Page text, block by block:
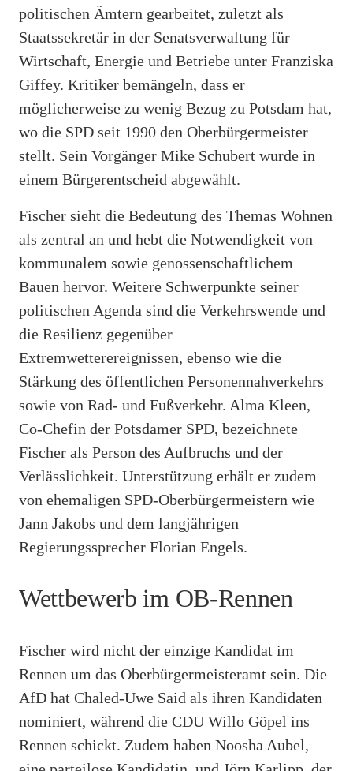
politischen Ämtern gearbeitet, zuletzt als
Staatssekretär in der Senatsverwaltung für
Wirtschaft, Energie und Betriebe unter Franziska
Giffey. Kritiker bemängeln, dass er
möglicherweise zu wenig Bezug zu Potsdam hat,
wo die SPD seit 1990 den Oberbürgermeister
stellt. Sein Vorgänger Mike Schubert wurde in
einem Bürgerentscheid abgewählt.
Fischer sieht die Bedeutung des Themas Wohnen
als zentral an und hebt die Notwendigkeit von
kommunalem sowie genossenschaftlichem
Bauen hervor. Weitere Schwerpunkte seiner
politischen Agenda sind die Verkehrswende und
die Resilienz gegenüber
Extremwetterereignissen, ebenso wie die
Stärkung des öffentlichen Personennahverkehrs
sowie von Rad- und Fußverkehr. Alma Kleen,
Co-Chefin der Potsdamer SPD, bezeichnete
Fischer als Person des Aufbruchs und der
Verlässlichkeit. Unterstützung erhält er zudem
von ehemaligen SPD-Oberbürgermeistern wie
Jann Jakobs und dem langjährigen
Regierungssprecher Florian Engels.
Wettbewerb im OB-Rennen
Fischer wird nicht der einzige Kandidat im
Rennen um das Oberbürgermeisteramt sein. Die
AfD hat Chaled-Uwe Said als ihren Kandidaten
nominiert, während die CDU Willo Göpel ins
Rennen schickt. Zudem haben Noosha Aubel,